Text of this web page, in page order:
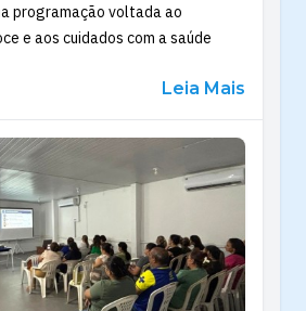
programação voltada ao
e aos cuidados com a saúde
Leia Mais